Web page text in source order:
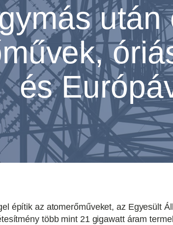
és
építik az atomerőműveket, az Egyesült
több mint 21 gigawatt áram